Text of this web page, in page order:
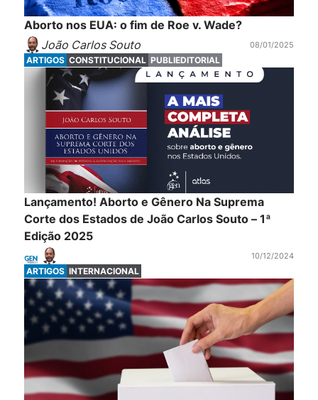
Aborto nos EUA: o fim de Roe v. Wade?
João Carlos Souto
08/01/2025
ARTIGOS CONSTITUCIONAL PUBLIEDITORIAL
Lançamento! Aborto e Gênero Na Suprema
Corte dos Estados de João Carlos Souto – 1ª
Edição 2025
10/12/2024
ARTIGOS INTERNACIONAL